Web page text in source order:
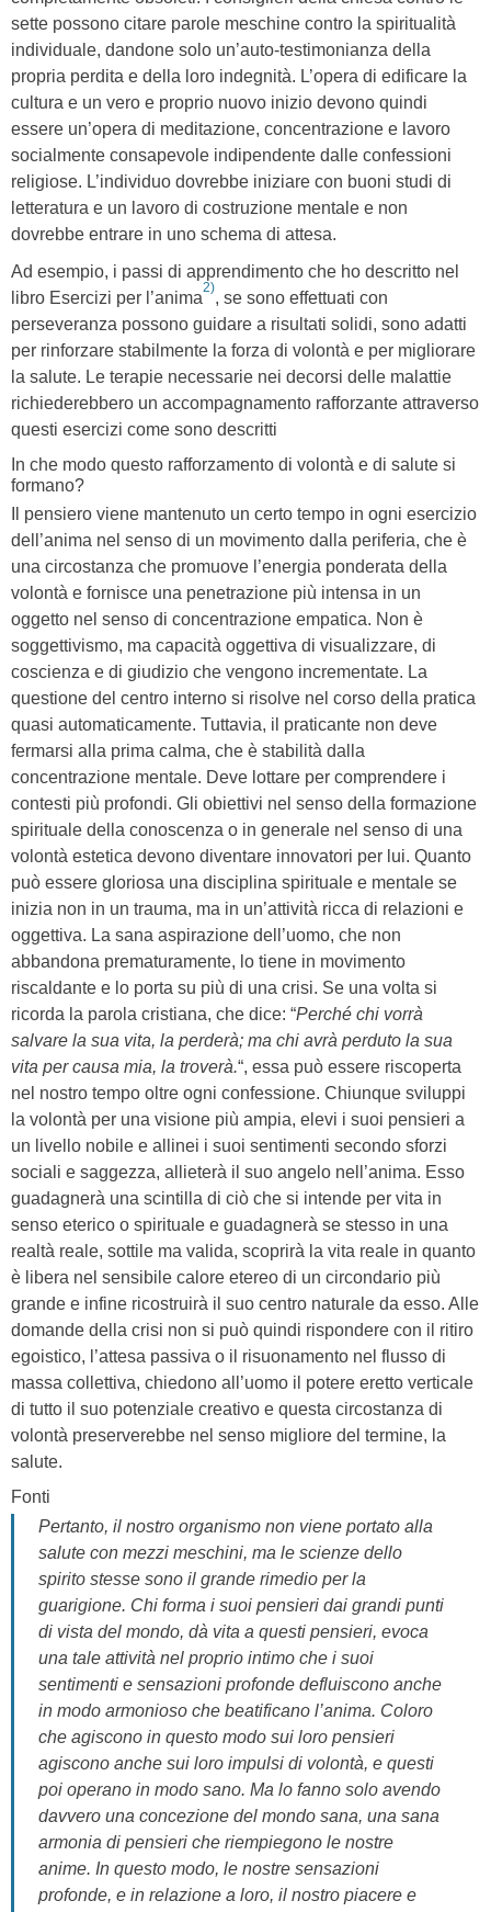
sette possono citare parole meschine contro la spiritualità
individuale, dandone solo un’auto-testimonianza della
propria perdita e della loro indegnità. L’opera di edificare la
cultura e un vero e proprio nuovo inizio devono quindi
essere un’opera di meditazione, concentrazione e lavoro
socialmente consapevole indipendente dalle confessioni
religiose. L’individuo dovrebbe iniziare con buoni studi di
letteratura e un lavoro di costruzione mentale e non
dovrebbe entrare in uno schema di attesa.
Ad esempio, i passi di apprendimento che ho descritto nel
libro Esercizi per l’anima
2)
, se sono effettuati con
perseveranza possono guidare a risultati solidi, sono adatti
per rinforzare stabilmente la forza di volontà e per migliorare
la salute. Le terapie necessarie nei decorsi delle malattie
richiederebbero un accompagnamento rafforzante attraverso
questi esercizi come sono descritti
In che modo questo rafforzamento di volontà e di salute si
formano?
Il pensiero viene mantenuto un certo tempo in ogni esercizio
dell’anima nel senso di un movimento dalla periferia, che è
una circostanza che promuove l’energia ponderata della
volontà e fornisce una penetrazione più intensa in un
oggetto nel senso di concentrazione empatica. Non è
soggettivismo, ma capacità oggettiva di visualizzare, di
coscienza e di giudizio che vengono incrementate. La
questione del centro interno si risolve nel corso della pratica
quasi automaticamente. Tuttavia, il praticante non deve
fermarsi alla prima calma, che è stabilità dalla
concentrazione mentale. Deve lottare per comprendere i
contesti più profondi. Gli obiettivi nel senso della formazione
spirituale della conoscenza o in generale nel senso di una
volontà estetica devono diventare innovatori per lui. Quanto
può essere gloriosa una disciplina spirituale e mentale se
inizia non in un trauma, ma in un’attività ricca di relazioni e
oggettiva. La sana aspirazione dell’uomo, che non
abbandona prematuramente, lo tiene in movimento
riscaldante e lo porta su più di una crisi. Se una volta si
ricorda la parola cristiana, che dice: “Perché chi vorrà
salvare la sua vita, la perderà; ma chi avrà perduto la sua
vita per causa mia, la troverà.“, essa può essere riscoperta
nel nostro tempo oltre ogni confessione. Chiunque sviluppi
la volontà per una visione più ampia, elevi i suoi pensieri a
un livello nobile e allinei i suoi sentimenti secondo sforzi
sociali e saggezza, allieterà il suo angelo nell’anima. Esso
guadagnerà una scintilla di ciò che si intende per vita in
senso eterico o spirituale e guadagnerà se stesso in una
realtà reale, sottile ma valida, scoprirà la vita reale in quanto
è libera nel sensibile calore etereo di un circondario più
grande e infine ricostruirà il suo centro naturale da esso. Alle
domande della crisi non si può quindi rispondere con il ritiro
egoistico, l’attesa passiva o il risuonamento nel flusso di
massa collettiva, chiedono all’uomo il potere eretto verticale
di tutto il suo potenziale creativo e questa circostanza di
volontà preserverebbe nel senso migliore del termine, la
salute.
Fonti
Pertanto, il nostro organismo non viene portato alla
salute con mezzi meschini, ma le scienze dello
spirito stesse sono il grande rimedio per la
guarigione. Chi forma i suoi pensieri dai grandi punti
di vista del mondo, dà vita a questi pensieri, evoca
una tale attività nel proprio intimo che i suoi
sentimenti e sensazioni profonde defluiscono anche
in modo armonioso che beatificano l’anima. Coloro
che agiscono in questo modo sui loro pensieri
agiscono anche sui loro impulsi di volontà, e questi
poi operano in modo sano. Ma lo fanno solo avendo
davvero una concezione del mondo sana, una sana
armonia di pensieri che riempiegono le nostre
anime. In questo modo, le nostre sensazioni
profonde, e in relazione a loro, il nostro piacere e